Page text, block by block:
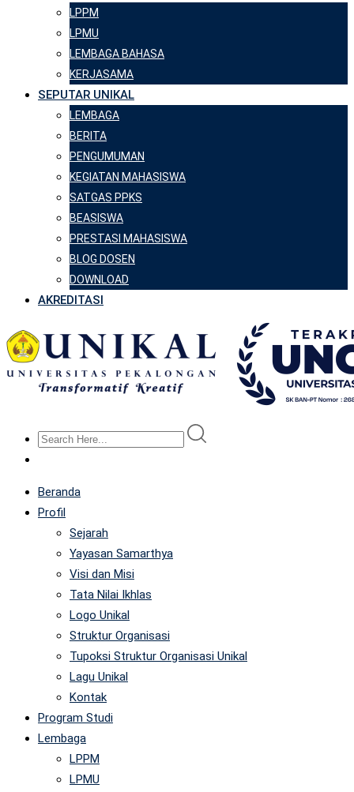
LPPM
LPMU
LEMBAGA BAHASA
KERJASAMA
SEPUTAR UNIKAL
LEMBAGA
BERITA
PENGUMUMAN
KEGIATAN MAHASISWA
SATGAS PPKS
BEASISWA
PRESTASI MAHASISWA
BLOG DOSEN
DOWNLOAD
AKREDITASI
Beranda
Profil
Sejarah
Yayasan Samarthya
Visi dan Misi
Tata Nilai Ikhlas
Logo Unikal
Struktur Organisasi
Tupoksi Struktur Organisasi Unikal
Lagu Unikal
Kontak
Program Studi
Lembaga
LPPM
LPMU